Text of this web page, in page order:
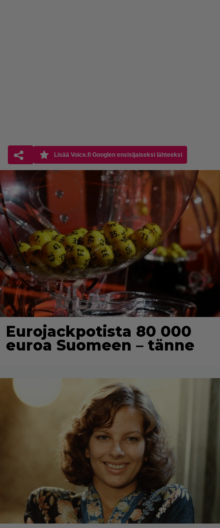
Lisää Voice.fi Googlen ensisijaiseksi lähteeksi
Eurojackpotista 80 000
euroa Suomeen – tänne